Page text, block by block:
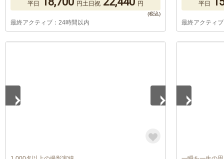
平日 円土日祝 円
最終アクティブ：24時間以内
平日
最終アクティ